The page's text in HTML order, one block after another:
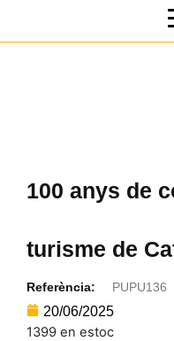
100 anys de
turisme de
Referència: PUPU136
20/06/2025
1399 en estoc